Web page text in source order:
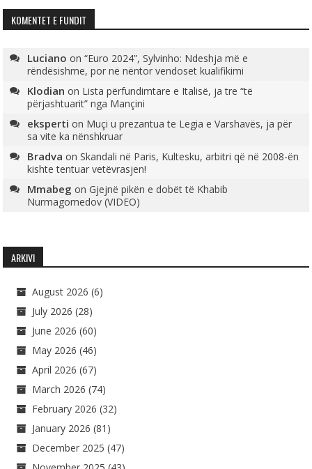
KOMENTET E FUNDIT
Luciano on“Euro 2024”, Sylvinho: Ndeshja më e
rëndësishme, por në nëntor vendoset kualifikimi
Klodian on Lista përfundimtare e Italisë, ja tre “të
përjashtuarit” nga Mançini
eksperti on Muçi u prezantua te Legia e Varshavës, ja për
sa vite ka nënshkruar
Bradva onSkandali në Paris, Kultesku, arbitri që në 2008-ën
kishte tentuar vetëvrasjen!
Mmabeg onGjejnë pikën e dobët të Khabib
Nurmagomedov (VIDEO)
ARKIVI
August 2026 (6)
July 2026 (28)
June 2026 (60)
May 2026 (46)
April 2026 (67)
March 2026 (74)
February 2026 (32)
January 2026 (81)
December 2025 (47)